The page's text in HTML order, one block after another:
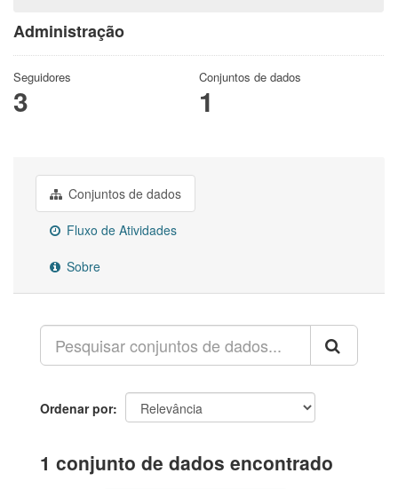
Administração
Seguidores
3
Conjuntos de dados
1
Conjuntos de dados
Fluxo de Atividades
Sobre
Ordenar por
1 conjunto de dados encontrado